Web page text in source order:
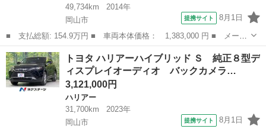
49,734km
2014年
岡山市
提携サイト 8月1日
■ 支払総額: 154.9万円 ■ 車両本体価格： 1,383,000 円 ■ メーカ
ー名： トヨタ ■ 車種名： ハリアー ■ グレード名： エレガン
ス サンルーフ 禁煙車 黒革シート シートヒーター 純正８イン
チナビ ...
岡山 岡山市 ハリアー
トヨタ ハリアーハイブリッド Ｓ 純正８型デ
ィスプレイオーディオ バックカメラ…
3,121,000円
ハリアー
31,700km
2023年
岡山市
提携サイト 8月1日